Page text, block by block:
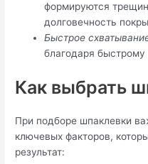
формируются
долговечность
Быстрое
благодаря
Как выбрать
При подборе шпаклевки
ключевых факторов,
результат: